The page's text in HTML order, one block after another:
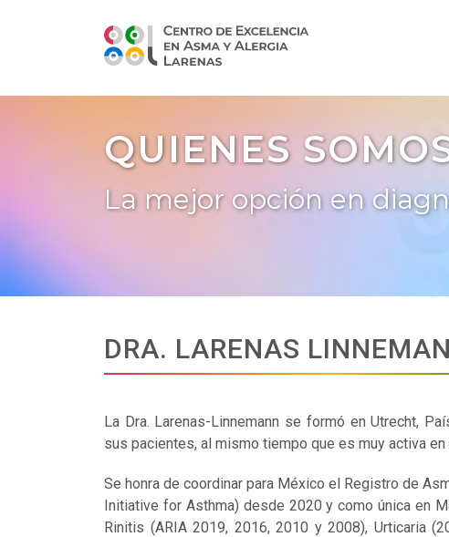
QUIENES
La mejor opción en
DRA. LARENAS
La Dra. Larenas-Linnemann se formó en Utrecht,
sus pacientes, al mismo tiempo que es muy activa
Se honra de coordinar para México el Registro de
Initiative for Asthma) desde 2020 y como única en
Rinitis (ARIA 2019, 2016, 2010 y 2008), Urticaria